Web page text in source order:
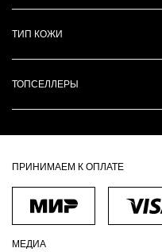
ТИП КОЖИ
ТОПСЕЛЛЕРЫ
ПРИНИМАЕМ К ОПЛАТЕ
МЕДИА